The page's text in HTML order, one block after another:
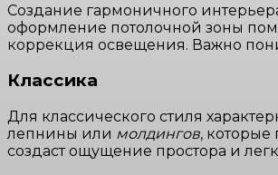
Создание гармоничного
оформление потолочной зоны
коррекция освещения. Важно
Классика
Для классического стиля
лепнины или молдингов,
создаст ощущение простора и